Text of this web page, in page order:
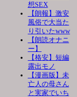
想SEX
【朗報】激安
風俗で大当た
り引いたwww
【朗読オナニ
ー】
【格安】短編
露出モノ
【漫画版】未
亡人の母さん
と実家でいち